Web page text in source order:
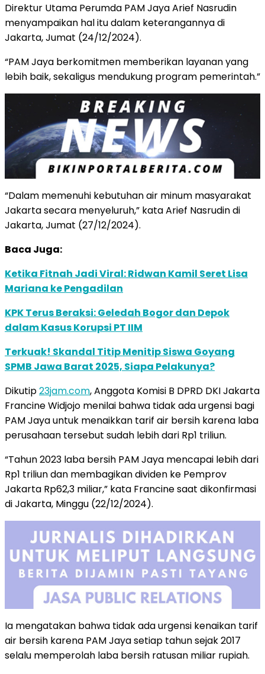
Direktur Utama Perumda PAM Jaya Arief Nasrudin
menyampaikan hal itu dalam keterangannya di
Jakarta, Jumat (24/12/2024).
“PAM Jaya berkomitmen memberikan layanan yang
lebih baik, sekaligus mendukung program pemerintah.”
“Dalam memenuhi kebutuhan air minum masyarakat
Jakarta secara menyeluruh,” kata Arief Nasrudin di
Jakarta, Jumat (27/12/2024).
Baca Juga:
Ketika Fitnah Jadi Viral: Ridwan Kamil Seret Lisa
Mariana ke Pengadilan
KPK Terus Beraksi: Geledah Bogor dan Depok
dalam Kasus Korupsi PT IIM
Terkuak! Skandal Titip Menitip Siswa Goyang
SPMB Jawa Barat 2025, Siapa Pelakunya?
Dikutip23jam.com, Anggota Komisi B DPRD DKI Jakarta
Francine Widjojo menilai bahwa tidak ada urgensi bagi
PAM Jaya untuk menaikkan tarif air bersih karena laba
perusahaan tersebut sudah lebih dari Rp1 triliun.
“Tahun 2023 laba bersih PAM Jaya mencapai lebih dari
Rp1 triliun dan membagikan dividen ke Pemprov
Jakarta Rp62,3 miliar,” kata Francine saat dikonfirmasi
di Jakarta, Minggu (22/12/2024).
Ia mengatakan bahwa tidak ada urgensi kenaikan tarif
air bersih karena PAM Jaya setiap tahun sejak 2017
selalu memperolah laba bersih ratusan miliar rupiah.